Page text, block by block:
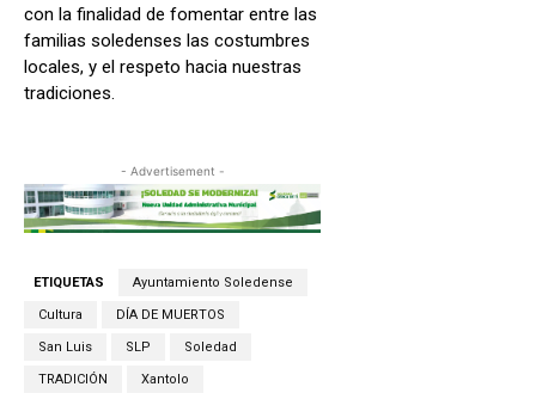
con la finalidad de fomentar entre las
familias soledenses las costumbres
locales, y el respeto hacia nuestras
tradiciones.
- Advertisement -
ETIQUETAS Ayuntamiento Soledense
Cultura DÍA DE MUERTOS
San Luis SLP Soledad
TRADICIÓN Xantolo